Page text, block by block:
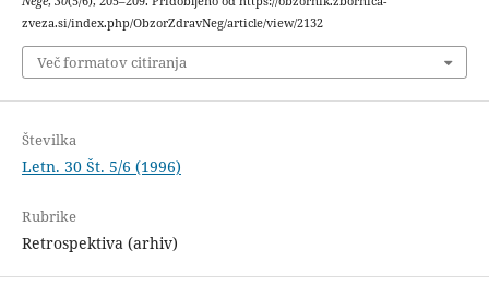
zveza.si/index.php/ObzorZdravNeg/article/view/2132
Več formatov citiranja
Številka
Letn. 30 Št. 5/6 (1996)
Rubrike
Retrospektiva (arhiv)